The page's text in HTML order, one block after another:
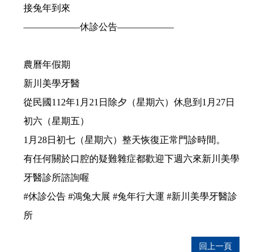
接兔年到來
——————休診公告——————
農曆年假期
新川美學牙醫
從民國112年1月21日除夕（星期六）休息到1月27日
初六（星期五）
1月28日初七（星期六）整天恢復正常門診時間。
有任何關於口腔的疑難雜症都歡迎下週六來新川美學
牙醫診所諮詢喔
#休診公告 #鴻兔大展 #兔年行大運 #新川美學牙醫診
所
回上一頁